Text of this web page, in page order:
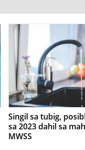
Singil sa tubig,
sa 2023 dahil sa
MWSS